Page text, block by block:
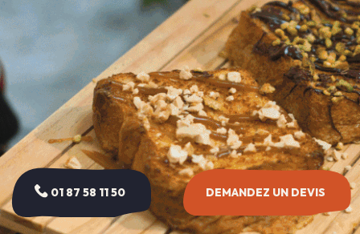
01 87 58 11 50 DEMANDEZ UN DEVIS